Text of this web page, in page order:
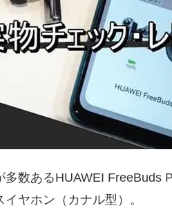
数あるHUAWEI FreeBuds
ヤホン（カナル型）。